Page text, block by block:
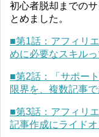
初心者脱却までの
とめました。
■第1話：アフィリ
めに必要なスキル
■第2話：「サポー
限界を、複数記事で
■第3話：アフィリ
記事作成にライドオ